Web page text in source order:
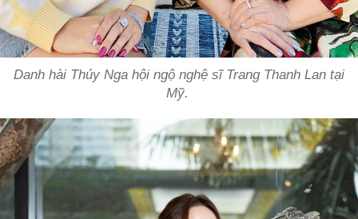
Danh hài Thúy Nga hội ngộ nghệ sĩ Trang Thanh Lan tại
Mỹ.